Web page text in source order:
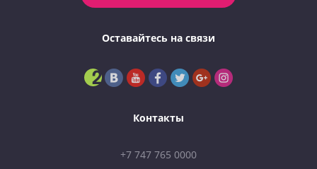
Оставайтесь на связи
Контакты
+7 747 765 0000